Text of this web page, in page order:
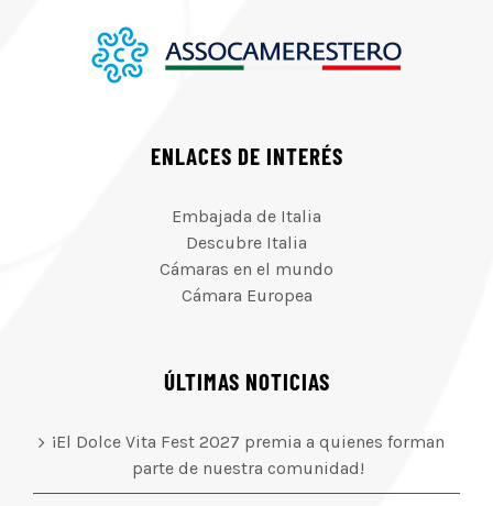
ENLACES DE INTERÉS
Embajada de Italia
Descubre Italia
Cámaras en el mundo
Cámara Europea
ÚLTIMAS NOTICIAS
¡El Dolce Vita Fest 2027 premia a quienes forman
parte de nuestra comunidad!